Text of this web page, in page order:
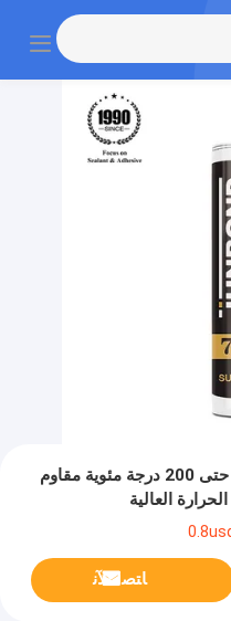
سائل سليكون أيسيتوكسي للنوافذ حتى 200 درجة مئوية مقاوم
العالية
ﺎﺘﺼﻟ ﺍﻶﻧ